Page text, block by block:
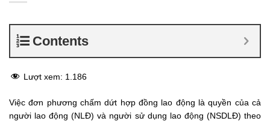
Contents
Lượt xem: 1.186
Việc đơn phương chấm dứt hợp đồng lao động là quyền của cả
người lao động (NLĐ) và người sử dụng lao động (NSDLĐ) theo